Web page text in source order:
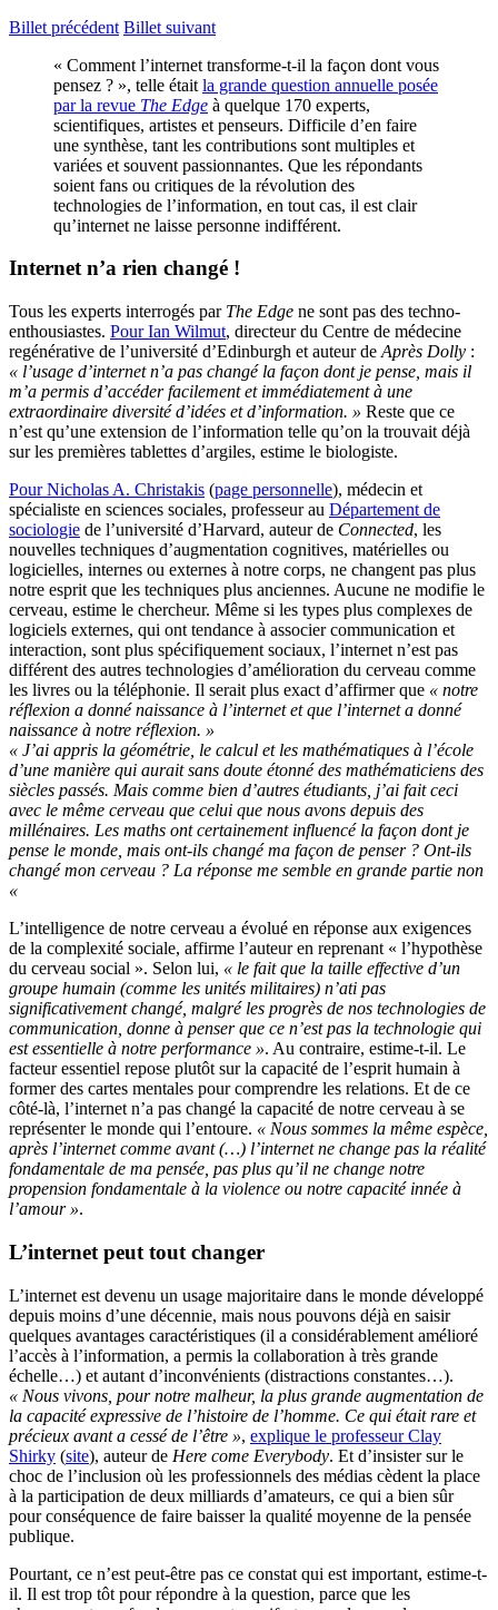
Billet précédent Billet suivant
« Comment l’internet transforme-t-il la façon dont vous
pensez ? », telle était la grande question annuelle posée
par la revue The Edge à quelque 170 experts,
scientifiques, artistes et penseurs. Difficile d’en faire
une synthèse, tant les contributions sont multiples et
variées et souvent passionnantes. Que les répondants
soient fans ou critiques de la révolution des
technologies de l’information, en tout cas, il est clair
qu’internet ne laisse personne indifférent.
Internet n’a rien changé !
Tous les experts interrogés par The Edge ne sont pas des techno-
enthousiastes. Pour Ian Wilmut, directeur du Centre de médecine
regénérative de l’université d’Edinburgh et auteur de Après Dolly :
« l’usage d’internet n’a pas changé la façon dont je pense, mais il
m’a permis d’accéder facilement et immédiatement à une
extraordinaire diversité d’idées et d’information. » Reste que ce
n’est qu’une extension de l’information telle qu’on la trouvait déjà
sur les premières tablettes d’argiles, estime le biologiste.
Pour Nicholas A. Christakis (page personnelle), médecin et
spécialiste en sciences sociales, professeur au Département de
sociologie de l’université d’Harvard, auteur de Connected, les
nouvelles techniques d’augmentation cognitives, matérielles ou
logicielles, internes ou externes à notre corps, ne changent pas plus
notre esprit que les techniques plus anciennes. Aucune ne modifie le
cerveau, estime le chercheur. Même si les types plus complexes de
logiciels externes, qui ont tendance à associer communication et
interaction, sont plus spécifiquement sociaux, l’internet n’est pas
différent des autres technologies d’amélioration du cerveau comme
les livres ou la téléphonie. Il serait plus exact d’affirmer que « notre
réflexion a donné naissance à l’internet et que l’internet a donné
naissance à notre réflexion. »
« J’ai appris la géométrie, le calcul et les mathématiques à l’école
d’une manière qui aurait sans doute étonné des mathématiciens des
siècles passés. Mais comme bien d’autres étudiants, j’ai fait ceci
avec le même cerveau que celui que nous avons depuis des
millénaires. Les maths ont certainement influencé la façon dont je
pense le monde, mais ont-ils changé ma façon de penser ? Ont-ils
changé mon cerveau ? La réponse me semble en grande partie non
«
L’intelligence de notre cerveau a évolué en réponse aux exigences
de la complexité sociale, affirme l’auteur en reprenant « l’hypothèse
du cerveau social ». Selon lui, « le fait que la taille effective d’un
groupe humain (comme les unités militaires) n’ati pas
significativement changé, malgré les progrès de nos technologies de
communication, donne à penser que ce n’est pas la technologie qui
est essentielle à notre performance ». Au contraire, estime-t-il. Le
facteur essentiel repose plutôt sur la capacité de l’esprit humain à
former des cartes mentales pour comprendre les relations. Et de ce
côté-là, l’internet n’a pas changé la capacité de notre cerveau à se
représenter le monde qui l’entoure. « Nous sommes la même espèce,
après l’internet comme avant (…) l’internet ne change pas la réalité
fondamentale de ma pensée, pas plus qu’il ne change notre
propension fondamentale à la violence ou notre capacité innée à
l’amour ».
L’internet peut tout changer
L’internet est devenu un usage majoritaire dans le monde développé
depuis moins d’une décennie, mais nous pouvons déjà en saisir
quelques avantages caractéristiques (il a considérablement amélioré
l’accès à l’information, a permis la collaboration à très grande
échelle…) et autant d’inconvénients (distractions constantes…).
« Nous vivons, pour notre malheur, la plus grande augmentation de
la capacité expressive de l’histoire de l’homme. Ce qui était rare et
précieux avant a cessé de l’être », explique le professeur Clay
Shirky (site), auteur de Here come Everybody. Et d’insister sur le
choc de l’inclusion où les professionnels des médias cèdent la place
à la participation de deux milliards d’amateurs, ce qui a bien sûr
pour conséquence de faire baisser la qualité moyenne de la pensée
publique.
Pourtant, ce n’est peut-être pas ce constat qui est important, estime-t-
il. Il est trop tôt pour répondre à la question, parce que les